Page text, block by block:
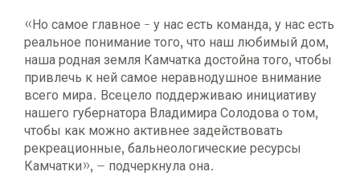
«Но самое главное - у нас есть команда, у нас есть
реальное понимание того, что наш любимый дом,
наша родная земля Камчатка достойна того, чтобы
привлечь к ней самое неравнодушное внимание
всего мира. Всецело поддерживаю инициативу
нашего губернатора Владимира Солодова о том,
чтобы как можно активнее задействовать
рекреационные, бальнеологические ресурсы
Камчатки», – подчеркнула она.